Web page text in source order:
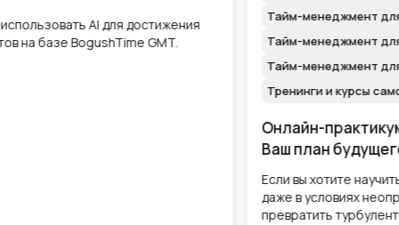
Тайм-менеджмент для менеджеров и персонала
Онлайн
Онлайн-практикум "Жизненный прорыв:
Если вы хотите научиться планировать свою жизнь
даже в условиях неопределенности, если хотите
превратить турбулентность в возможности, этот